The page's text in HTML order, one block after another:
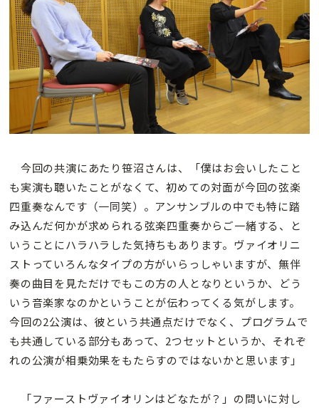
今回の共演にあたり笹沼さんは、「僕はお会いしたこと
も実演も聴いたことがなくて、初めての対面が今回の弦楽
四重奏なんです（一同笑）。アンサンブルの中でも特に踏
み込んだ何かが求められる弦楽四重奏からご一緒する、と
いうことにハラハラした気持ちもあります。ヴァイオリニ
ストっていろんなタイプの方がいらっしゃいますが、無伴
奏の曲目を見ただけでもこの方の人となりというか、どう
いう音楽家なのかということが伝わってくる気がします。
今回の2公演は、彼という共通点だけでなく、プログラムで
も共通している部分もあって、2つセットというか、それぞ
れの公演が相乗効果をもたらすのではないかと思います」
「ファーストヴァイオリンはどなたが？」の問いに対し